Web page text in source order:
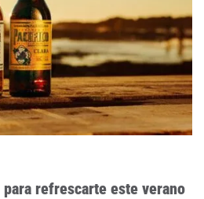
refrescarte este verano